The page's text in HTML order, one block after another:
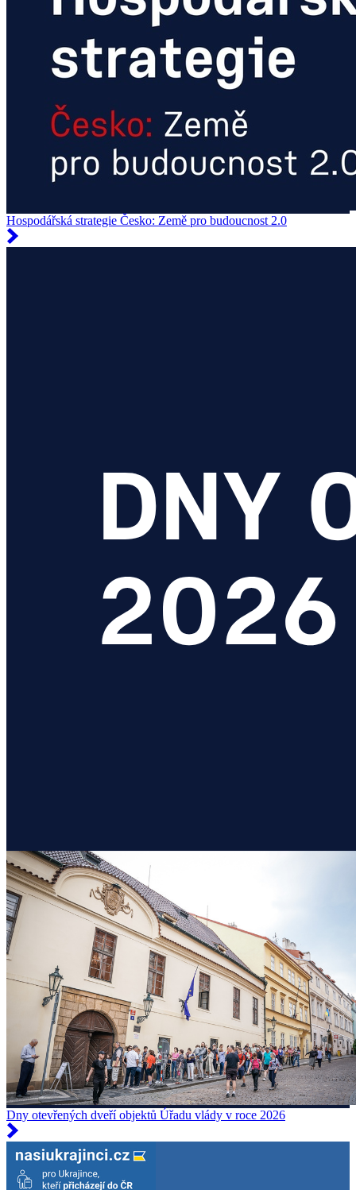
Hospodářská strategie Česko: Země pro budoucnost 2.0
Dny otevřených dveří objektů Úřadu vlády v roce 2026